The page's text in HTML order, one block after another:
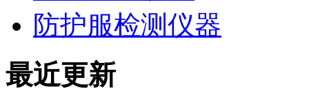
防护服检测仪器
最近更新